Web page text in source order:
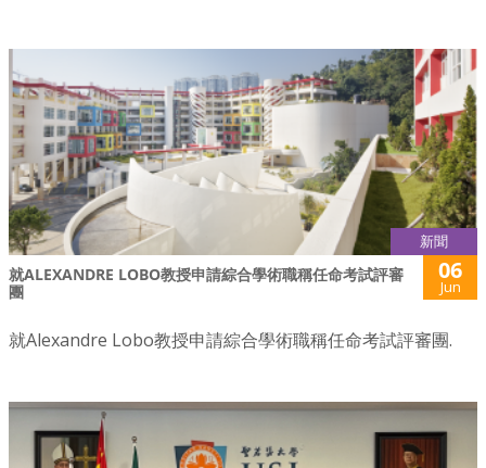
新聞
就ALEXANDRE LOBO教授申請綜合學術職稱任命考試評審
團
06
Jun
就Alexandre Lobo教授申請綜合學術職稱任命考試評審團.